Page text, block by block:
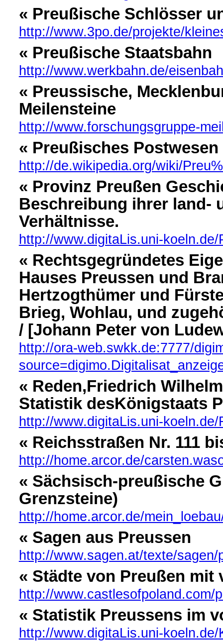
« Preußische Schlösser
http://www.3po.de/projekte/
« Preußische Staatsbahn
http://www.werkbahn.de/
« Preussische,
Meilensteine
http://www.forschungsgruppe-
« Preußisches Postwesen
http://de.wikipedia.org/wiki/
« Provinz Preußen
Beschreibung ihrer land-
Verhältnisse.
http://www.digitaLis.uni-
« Rechtsgegründetes
Hauses Preussen und
Hertzogthümer und
Brieg, Wohlau, und
/ [Johann Peter von
http://ora-web.swkk.de:7777/
« Reden,Friedrich
Statistik desKönigstaats
http://www.digitaLis.uni-
« Reichsstraßen Nr. 111
http://home.arcor.de/
« Sächsisch-preußische
Grenzsteine)
http://home.arcor.de/
« Sagen aus Preussen
http://www.sagen.at/texte/
« Städte von Preußen
http://www.castlesofpoland.com/
« Statistik Preussens im
http://www.digitaLis.uni-